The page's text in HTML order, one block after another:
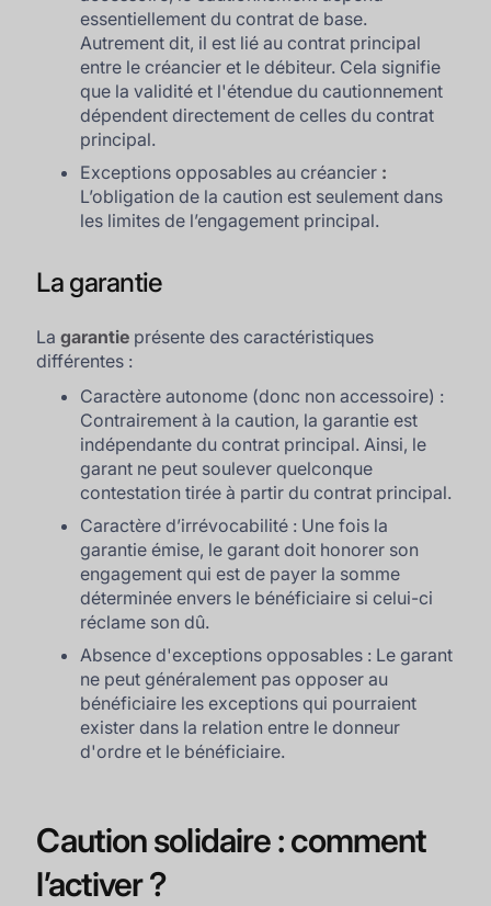
essentiellement du contrat de base.
Autrement dit, il est lié au contrat principal
entre le créancier et le débiteur. Cela signifie
que la validité et l'étendue du cautionnement
dépendent directement de celles du contrat
principal.
Exceptions opposables au créancier :
L’obligation de la caution est seulement dans
les limites de l’engagement principal.
La garantie
Lagarantie présente des caractéristiques
différentes :
Caractère autonome (donc non accessoire) :
Contrairement à la caution, la garantie est
indépendante du contrat principal. Ainsi, le
garant ne peut soulever quelconque
contestation tirée à partir du contrat principal.
Caractère d’irrévocabilité : Une fois la
garantie émise, le garant doit honorer son
engagement qui est de payer la somme
déterminée envers le bénéficiaire si celui-ci
réclame son dû.
Absence d'exceptions opposables : Le garant
ne peut généralement pas opposer au
bénéficiaire les exceptions qui pourraient
exister dans la relation entre le donneur
d'ordre et le bénéficiaire.
Caution solidaire : comment
l’activer ?